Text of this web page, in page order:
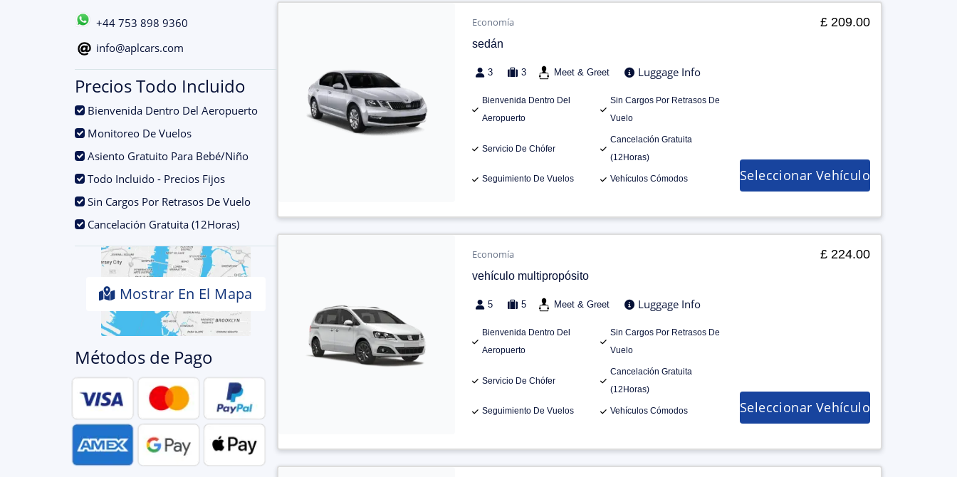
+44 753 898 9360
info@aplcars.com
Precios Todo Incluido
Bienvenida Dentro Del Aeropuerto
Monitoreo De Vuelos
Asiento Gratuito Para Bebé/Niño
Todo Incluido - Precios Fijos
Sin Cargos Por Retrasos De Vuelo
Cancelación Gratuita (12Horas)
Mostrar En El Mapa
Métodos de Pago
Economía
sedán
3 3 Meet & Greet Luggage Info
Bienvenida Dentro Del
Aeropuerto
Sin Cargos Por Retrasos De
Vuelo
Servicio De Chófer
Cancelación Gratuita
(12Horas)
Seguimiento De Vuelos Vehículos Cómodos
£ 209.00
Seleccionar Vehículo
Economía
vehículo multipropósito
5 5 Meet & Greet Luggage Info
Bienvenida Dentro Del
Aeropuerto
Sin Cargos Por Retrasos De
Vuelo
Servicio De Chófer
Cancelación Gratuita
(12Horas)
Seguimiento De Vuelos Vehículos Cómodos
£ 224.00
Seleccionar Vehículo